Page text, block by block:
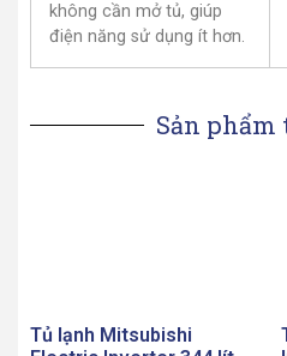
không cần mở tủ, giúp
điện năng sử dụng ít hơn.
Sản phẩm
Tủ lạnh Mitsubishi